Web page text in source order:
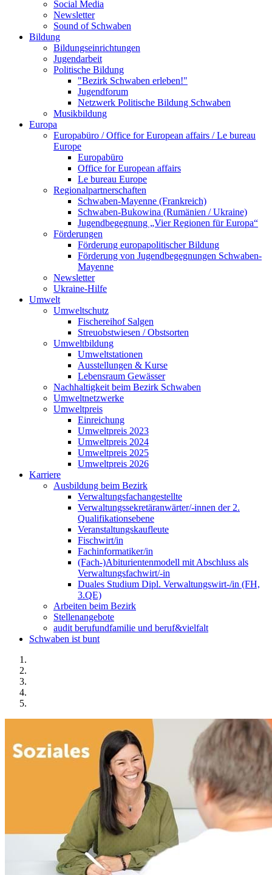
Social Media
Newsletter
Sound of Schwaben
Bildung
Bildungseinrichtungen
Jugendarbeit
Politische Bildung
"Bezirk Schwaben erleben!"
Jugendforum
Netzwerk Politische Bildung Schwaben
Musikbildung
Europa
Europabüro / Office for European affairs / Le bureau
Europe
Europabüro
Office for European affairs
Le bureau Europe
Regionalpartnerschaften
Schwaben-Mayenne (Frankreich)
Schwaben-Bukowina (Rumänien / Ukraine)
Jugendbegegnung „Vier Regionen für Europa“
Förderungen
Förderung europapolitischer Bildung
Förderung von Jugendbegegnungen Schwaben-
Mayenne
Newsletter
Ukraine-Hilfe
Umwelt
Umweltschutz
Fischereihof Salgen
Streuobstwiesen / Obstsorten
Umweltbildung
Umweltstationen
Ausstellungen & Kurse
Lebensraum Gewässer
Nachhaltigkeit beim Bezirk Schwaben
Umweltnetzwerke
Umweltpreis
Einreichung
Umweltpreis 2023
Umweltpreis 2024
Umweltpreis 2025
Umweltpreis 2026
Karriere
Ausbildung beim Bezirk
Verwaltungsfachangestellte
Verwaltungssekretäranwärter/-innen der 2.
Qualifikationsebene
Veranstaltungskaufleute
Fischwirt/in
Fachinformatiker/in
(Fach-)Abiturientenmodell mit Abschluss als
Verwaltungsfachwirt/-in
Duales Studium Dipl. Verwaltungswirt-/in (FH,
3.QE)
Arbeiten beim Bezirk
Stellenangebote
audit berufundfamilie und beruf&vielfalt
Schwaben ist bunt